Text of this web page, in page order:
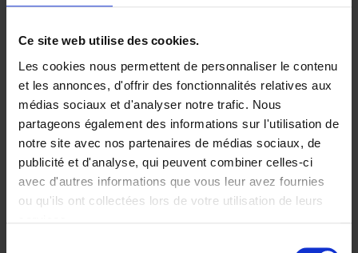
Ce site web utilise des cookies.
Les cookies nous permettent de personnaliser le contenu
et les annonces, d'offrir des fonctionnalités relatives aux
médias sociaux et d'analyser notre trafic. Nous
partageons également des informations sur l'utilisation de
notre site avec nos partenaires de médias sociaux, de
publicité et d'analyse, qui peuvent combiner celles-ci
avec d'autres informations que vous leur avez fournies
ou qu'ils ont collectées lors de votre utilisation de leurs
Optichannel Retail. Beyond
the Digital Hysteria
Gino Van Ossel
Autre finition
2019 350
€29,99